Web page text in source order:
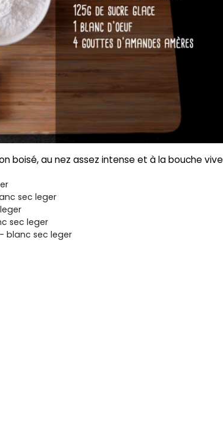
boisé, au nez assez intense et à la bouche vive
sec leger
sec leger
blanc sec leger